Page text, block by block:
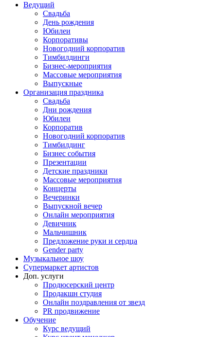
Ведущий
Свадьба
День рождения
Юбилеи
Корпоративы
Новогодний корпоратив
Тимбилдинги
Бизнес-мероприятия
Массовые мероприятия
Выпускные
Организация праздника
Свадьба
Дни рождения
Юбилеи
Корпоратив
Новогодний корпоратив
Тимбилдинг
Бизнес события
Презентации
Детские праздники
Массовые мероприятия
Концерты
Вечеринки
Выпускной вечер
Онлайн мероприятия
Девичник
Мальчишник
Предложение руки и сердца
Gender party
Музыкальное шоу
Супермаркет артистов
Доп. услуги
Продюсерский центр
Продакшн студия
Онлайн поздравления от звезд
PR продвижение
Обучение
Курс ведущий